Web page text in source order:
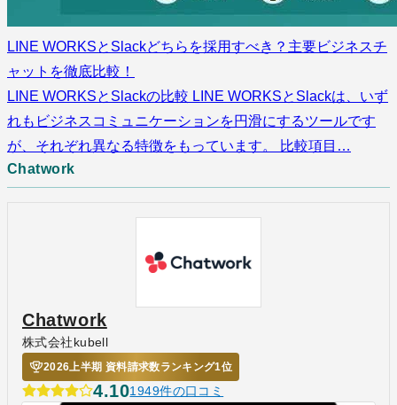
LINE WORKSとSlackどちらを採用すべき？主要ビジネスチ
ャットを徹底比較！
LINE WORKSとSlackの比較 LINE WORKSとSlackは、いず
れもビジネスコミュニケーションを円滑にするツールです
が、それぞれ異なる特徴をもっています。 比較項目…
Chatwork
Chatwork
株式会社kubell
2026上半期 資料請求数ランキング1位
4.101949件の口コミ